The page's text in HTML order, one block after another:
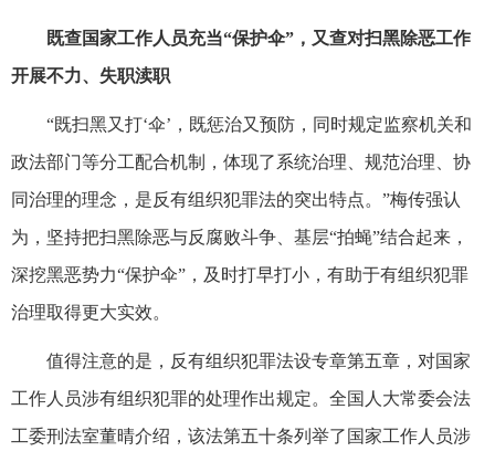
既查国家工作人员充当“保护伞”，又查对扫黑除恶工作
开展不力、失职渎职
“既扫黑又打‘伞’，既惩治又预防，同时规定监察机关和
政法部门等分工配合机制，体现了系统治理、规范治理、协
同治理的理念，是反有组织犯罪法的突出特点。”梅传强认
为，坚持把扫黑除恶与反腐败斗争、基层“拍蝇”结合起来，
深挖黑恶势力“保护伞”，及时打早打小，有助于有组织犯罪
治理取得更大实效。
值得注意的是，反有组织犯罪法设专章第五章，对国家
工作人员涉有组织犯罪的处理作出规定。全国人大常委会法
工委刑法室董晴介绍，该法第五十条列举了国家工作人员涉